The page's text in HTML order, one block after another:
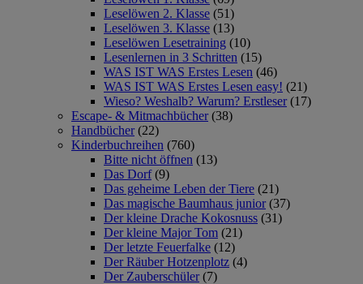
Leselöwen 2. Klasse (51)
Leselöwen 3. Klasse (13)
Leselöwen Lesetraining (10)
Lesenlernen in 3 Schritten (15)
WAS IST WAS Erstes Lesen (46)
WAS IST WAS Erstes Lesen easy! (21)
Wieso? Weshalb? Warum? Erstleser (17)
Escape- & Mitmachbücher (38)
Handbücher (22)
Kinderbuchreihen (760)
Bitte nicht öffnen (13)
Das Dorf (9)
Das geheime Leben der Tiere (21)
Das magische Baumhaus junior (37)
Der kleine Drache Kokosnuss (31)
Der kleine Major Tom (21)
Der letzte Feuerfalke (12)
Der Räuber Hotzenplotz (4)
Der Zauberschüler (7)